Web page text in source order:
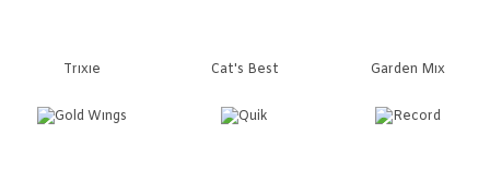
Trıxıe Cat's Best Garden Mıx